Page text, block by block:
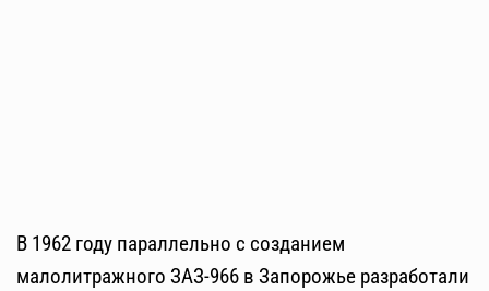
В 1962 году параллельно с созданием
малолитражного ЗАЗ-966 в Запорожье разработали